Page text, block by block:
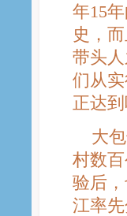
年15
史，
带头
们从
正达
大包
村数
验后
江率